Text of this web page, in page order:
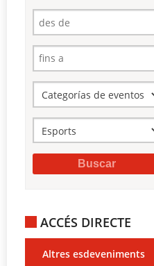
ACCÉS DIRECTE
Altres esdeveniments